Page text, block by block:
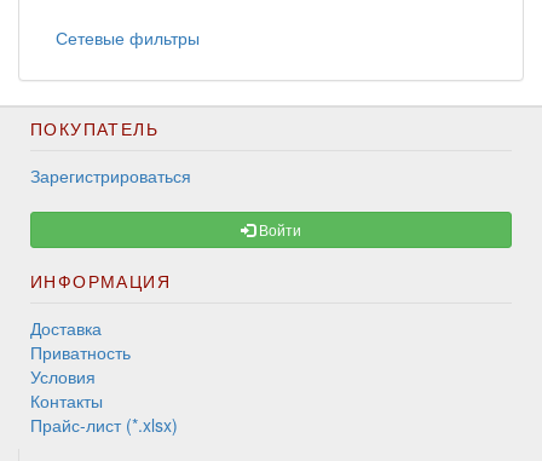
Сетевые фильтры
ПОКУПАТЕЛЬ
Зарегистрироваться
Войти
ИНФОРМАЦИЯ
Доставка
Приватность
Условия
Контакты
Прайс-лист (*.xlsx)